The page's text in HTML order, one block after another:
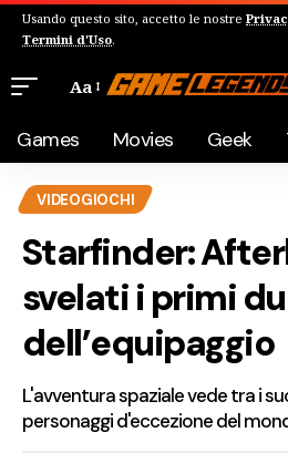
Usando questo sito, accetto le nostre
Termini d'Uso.
Aa
Games Movies Geek
VIDEOGIOCHI
Starfinder:
svelati i primi
dell’equipaggio
L'avventura spaziale vede tra i
personaggi d'eccezione del